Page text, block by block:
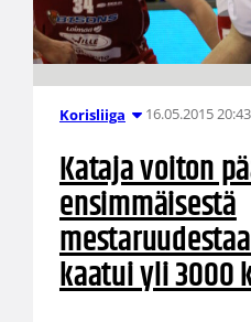
Korisliiga 16.05.2015 20:43
Kataja voiton
ensimmäisestä
kaatui yli 3000